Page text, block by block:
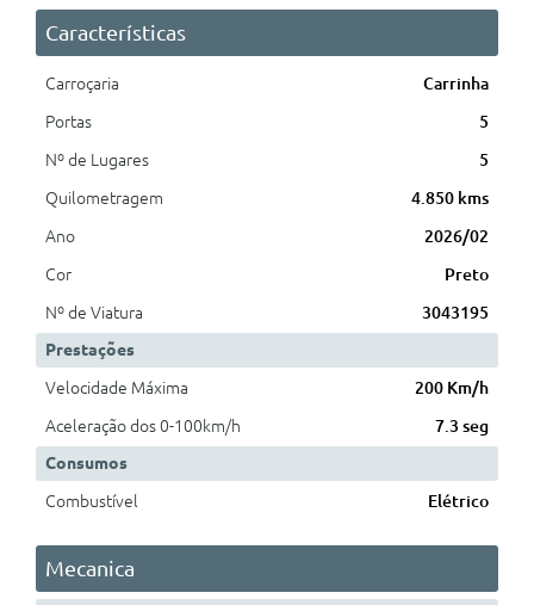
Características
Carroçaria
Carrinha
Portas
5
Nº de Lugares
5
Quilometragem
4.850 kms
Ano
2026/02
Cor
Preto
Nº de Viatura
3043195
Prestações
Velocidade Máxima
200 Km/h
Aceleração dos 0-100km/h
7.3 seg
Consumos
Combustível
Elétrico
Mecanica